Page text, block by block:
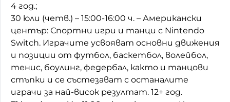
4 год.;
30 юли (четв.) – 15:00-16:00 ч. – Американски
център: Спортни игри и танци с Nintendo
Switch. Играчите усвояват основни движения
и позиции от футбол, баскетбол, волейбол,
тенис, боулинг, федербал, както и танцови
стъпки и се състезават с останалите
играчи за най-висок резултат. 12+ год.